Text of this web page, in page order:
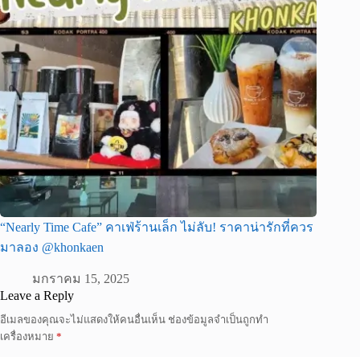
“Nearly Time Cafe” คาเฟ่ร้านเล็ก ไม่ลับ! ราคาน่ารักที่ควร
มาลอง @khonkaen
มกราคม 15, 2025
Leave a Reply
อีเมลของคุณจะไม่แสดงให้คนอื่นเห็น ช่องข้อมูลจำเป็นถูกทำ
เครื่องหมาย *